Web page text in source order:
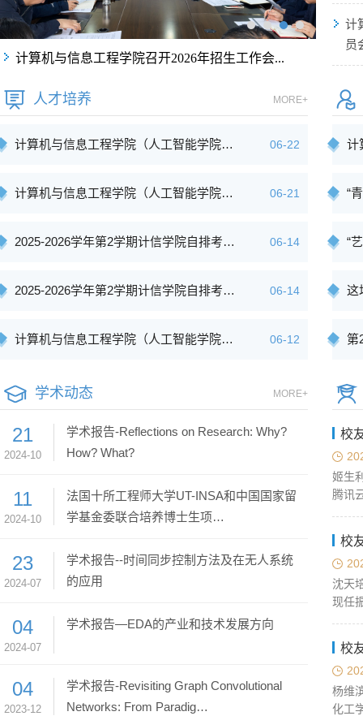
计算机与信息工程学院召开2026年招生工作会...
计
员
人才培养 MORE+
计算机与信息工程学院（人工智能学院… 06-22
计算机与信息工程学院（人工智能学院… 06-21
2025-2026学年第2学期计信学院自排考… 06-14
2025-2026学年第2学期计信学院自排考… 06-14
计算机与信息工程学院（人工智能学院… 06-12
计
“
“
这
第
学术动态 MORE+
21
2024-10
学术报告-Reflections on Research: Why?
How? What?
11
2024-10
法国十所工程师大学UT-INSA和中国国家留
学基金委联合培养博士生项…
23
2024-07
学术报告--时间同步控制方法及在无人系统
的应用
04
2024-07
学术报告—EDA的产业和技术发展方向
04
2023-12
学术报告-Revisiting Graph Convolutional
Networks: From Paradig…
校
姬生
腾讯
校
沈天
现任
校
杨维
化工